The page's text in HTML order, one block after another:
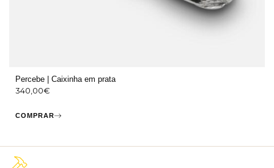
Percebe | Caixinha em prata
340,00€
COMPRAR